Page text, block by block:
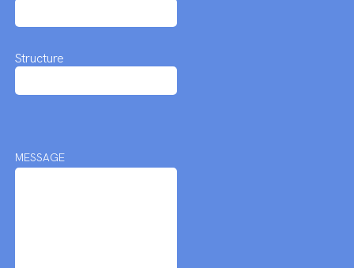
Structure
MESSAGE